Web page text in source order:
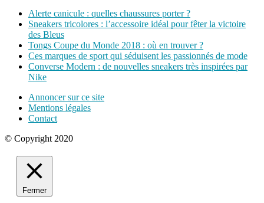
Alerte canicule : quelles chaussures porter ?
Sneakers tricolores : l’accessoire idéal pour fêter la victoire
des Bleus
Tongs Coupe du Monde 2018 : où en trouver ?
Ces marques de sport qui séduisent les passionnés de mode
Converse Modern : de nouvelles sneakers très inspirées par
Nike
Annoncer sur ce site
Mentions légales
Contact
© Copyright 2020
Fermer